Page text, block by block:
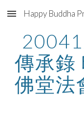
Skip to main content
Happy Buddha
傳承錄
佛堂法